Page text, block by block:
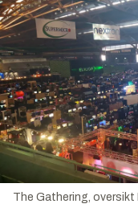
The Gathering, oversikt